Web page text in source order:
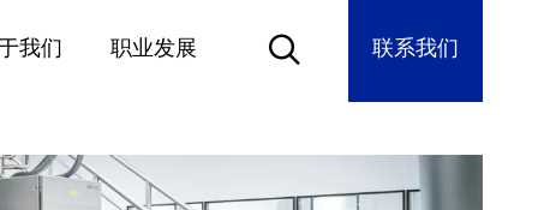
我们 职业发展 联系我们